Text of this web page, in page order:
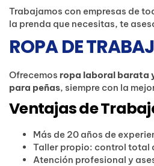
Trabajamos con empresas de
la prenda que necesitas, te
ROPA DE
Ofrecemos ropa laboral barata
para peñas, siempre con la
Ventajas de
Más de 20 años de
Taller propio: control total
Atención profesional y